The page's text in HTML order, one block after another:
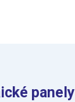
panely